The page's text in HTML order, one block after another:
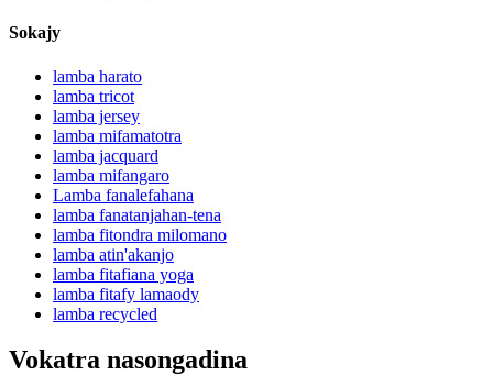
Sokajy
lamba harato
lamba tricot
lamba jersey
lamba mifamatotra
lamba jacquard
lamba mifangaro
Lamba fanalefahana
lamba fanatanjahan-tena
lamba fitondra milomano
lamba atin'akanjo
lamba fitafiana yoga
lamba fitafy lamaody
lamba recycled
Vokatra nasongadina